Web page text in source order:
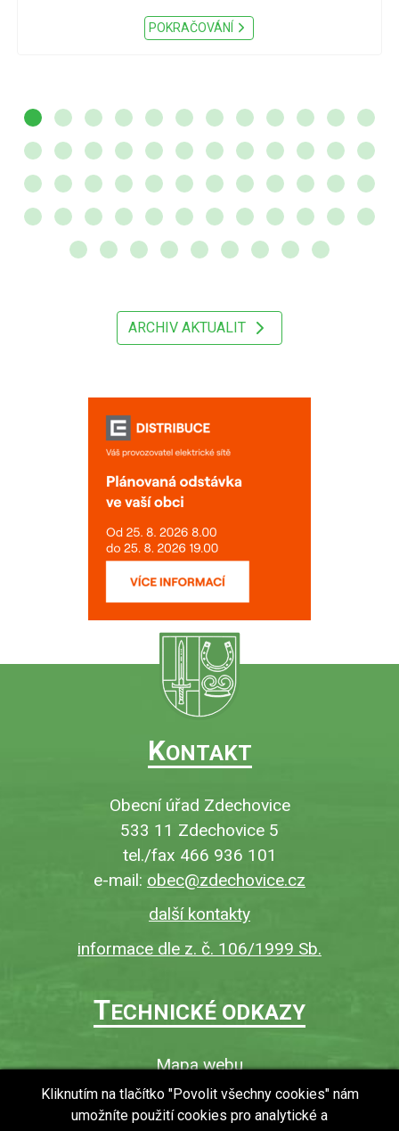
POKRAČOVÁNÍ
ARCHIV AKTUALIT
KONTAKT
Obecní úřad Zdechovice
533 11 Zdechovice 5
tel./fax 466 936 101
e-mail: obec@zdechovice.cz
další kontakty
informace dle z. č. 106/1999 Sb.
TECHNICKÉ ODKAZY
Mapa webu
O webu
Povinně zveřejňované informace
Kliknutím na tlačítko "Povolit všechny cookies" nám
umožníte použití cookies pro analytické a